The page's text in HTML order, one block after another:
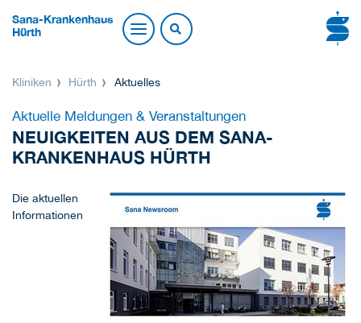
Sana-Krankenhaus
Hürth
Kliniken Hürth Aktuelles
Aktuelle Meldungen & Veranstaltungen
NEUIGKEITEN AUS DEM SANA-
KRANKENHAUS HÜRTH
Die aktuellen
Informationen